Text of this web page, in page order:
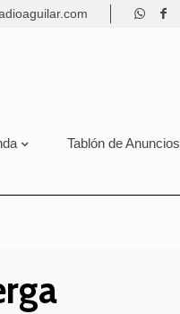
Tablón de Anuncios